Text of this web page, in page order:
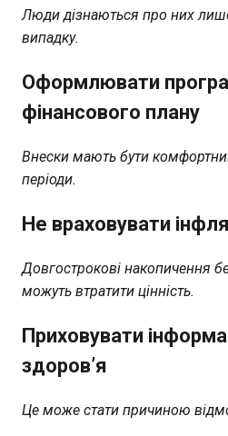
Люди дізнаються про них
випадку.
Оформлювати
фінансового плану
Внески мають бути
періоди.
Не враховувати
Довгострокові накопичення
можуть втратити цінність.
Приховувати
здоров’я
Це може стати причиною